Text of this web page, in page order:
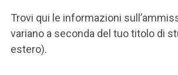
Trovi qui le informazioni
variano a seconda del tuo titolo di
estero).